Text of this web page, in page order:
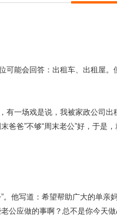
能会回答：出租车、出租屋。
一场戏是说，我被家政公司出
爸爸”不够“周末老公”好，于
他写道：希望帮助广大的单亲
公应做的事啊？总不是你今天